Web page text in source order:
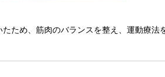
ため、筋肉のバランスを整え、運動療